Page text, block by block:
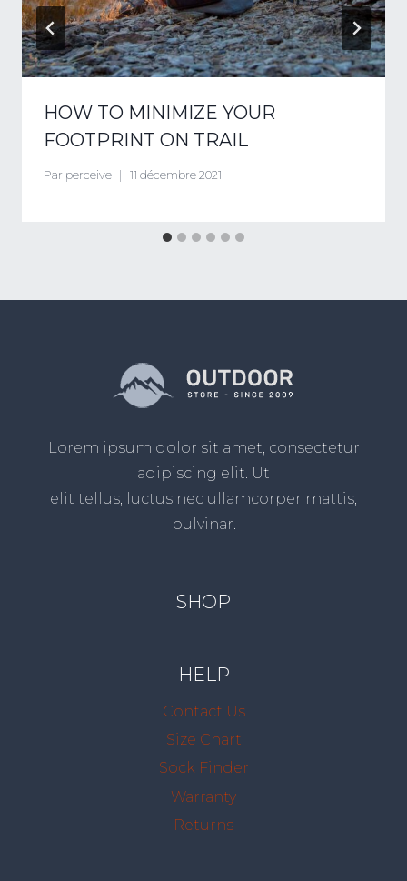
HOW TO MINIMIZE YOUR
FOOTPRINT ON TRAIL
Par perceive 11 décembre 2021
Lorem ipsum dolor sit amet, consectetur
adipiscing elit. Ut
elit tellus, luctus nec ullamcorper mattis,
pulvinar.
SHOP
HELP
Contact Us
Size Chart
Sock Finder
Warranty
Returns